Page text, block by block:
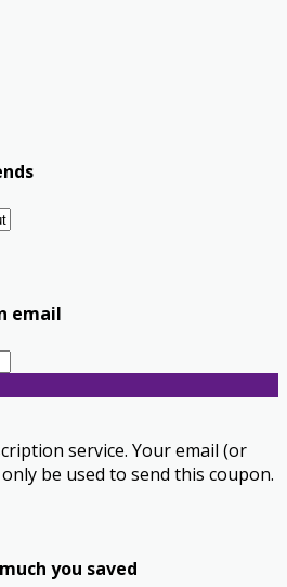
email
service. Your email (or
be used to send this coupon.
you saved